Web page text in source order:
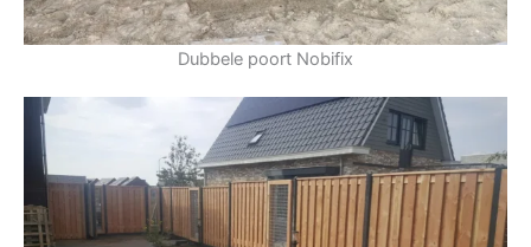
Dubbele poort Nobifix